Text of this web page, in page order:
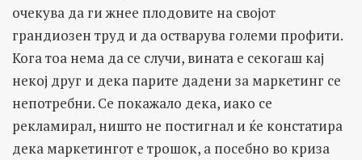
очекува да ги жнее плодовите на својот
грандиозен труд и да остварува големи профити.
Кога тоа нема да се случи, вината е секогаш кај
некој друг и дека парите дадени за маркетинг се
непотребни. Се покажало дека, иако се
рекламирал, ништо не постигнал и ќе констатира
дека маркетингот е трошок, а посебно во криза